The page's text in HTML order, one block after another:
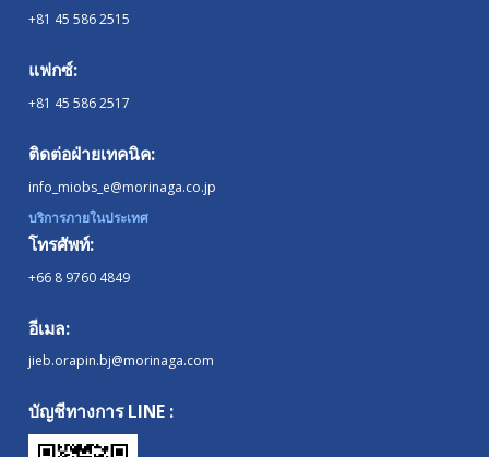
+81 45 586 2515
แฟกซ์:
+81 45 586 2517
ติดต่อฝ่ายเทคนิค:
info_miobs_e@morinaga.co.jp
บริการภายในประเทศ
โทรศัพท์:
+66 8 9760 4849
อีเมล:
jieb.orapin.bj@morinaga.com
บัญชีทางการ LINE :